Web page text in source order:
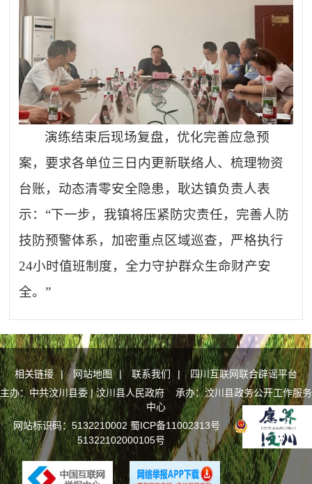
演练结束后现场复盘，优化完善应急预
案，要求各单位三日内更新联络人、梳理物资
台账，动态清零安全隐患，耿达镇负责人表
示： “下一步，我镇将压紧防灾责任，完善人防
技防预警体系，加密重点区域巡查，严格执行
24小时值班制度，全力守护群众生命财产安
全。”
相关链接 | 网站地图 | 联系我们 |
四川互联网联合辟谣平台
主办：中共汶川县委 | 汶川县人民政府 承办：汶川县政务公开工作服务
中心
网站标识码：5132210002 蜀ICP备11002313号
川公网安备
51322102000105号